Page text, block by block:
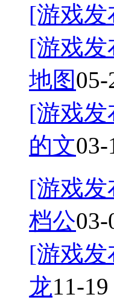
[游戏发
[游戏发
地图05-
[游戏发
的文03-
[游戏发
档公03-
[游戏发
龙11-19